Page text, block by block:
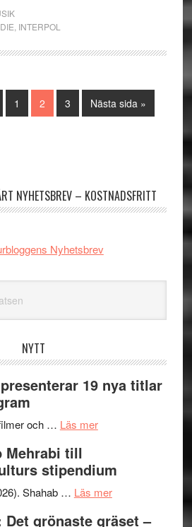
INTERPOL
Sida
1 Sida
2 Sida
3
Go
to
Nästa sida »
NYHETSBREV – KOSTNADSFRITT
Nyhetsbrev
NYTT
19 nya titlar
och … Läs merom
West
presenterar
Mehrabi till
stipendium
Shahab … Läs merom
grönaste gräset –